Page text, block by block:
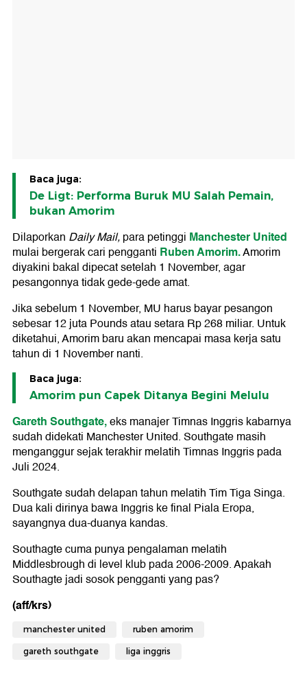
Baca juga:
De Ligt: Performa Buruk MU Salah Pemain,
bukan Amorim
Dilaporkan Daily Mail,para petinggi Manchester United
mulai bergerak cari pengganti Ruben Amorim.Amorim
diyakini bakal dipecat setelah 1 November, agar
pesangonnya tidak gede-gede amat.
Jika sebelum 1 November, MU harus bayar pesangon
sebesar 12 juta Pounds atau setara Rp 268 miliar. Untuk
diketahui, Amorim baru akan mencapai masa kerja satu
tahun di 1 November nanti.
Baca juga:
Amorim pun Capek Ditanya Begini Melulu
Gareth Southgate,eks manajer Timnas Inggris kabarnya
sudah didekati Manchester United. Southgate masih
menganggur sejak terakhir melatih Timnas Inggris pada
Juli 2024.
Southgate sudah delapan tahun melatih Tim Tiga Singa.
Dua kali dirinya bawa Inggris ke final Piala Eropa,
sayangnya dua-duanya kandas.
Southagte cuma punya pengalaman melatih
Middlesbrough di level klub pada 2006-2009. Apakah
Southagte jadi sosok pengganti yang pas?
(aff/krs)
manchester united ruben amorim
gareth southgate liga inggris